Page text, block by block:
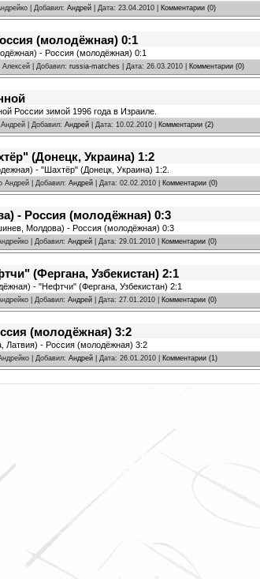
| Добавил: Андрей | Дата: 23.04.2010 Комментарии (0)
(молодёжная) 0:1
- Россия (молодёжная) 0:1
| Добавил: russia-matches | Дата: 26.03.2010 Комментарии (0)
России зимой 1996 года в Израиле.
| Добавил: Андрей | Дата: 10.02.2010 Комментарии (2)
(Донецк, Украина) 1:2
- "Шахтёр" (Донецк, Украина) 1:2.
Андрей | Добавил: Андрей | Дата: 02.02.2010 Комментарии (0)
- Россия (молодёжная) 0:3
Молдова) - Россия (молодёжная) 0:3
| Добавил: Андрей | Дата: 29.01.2010 Комментарии (0)
(Фергана, Узбекистан) 2:1
- "Нефтчи" (Фергана, Узбекистан) 2:1
| Добавил: Андрей | Дата: 27.01.2010 Комментарии (0)
(молодёжная) 3:2
Латвия) - Россия (молодёжная) 3:2
| Добавил: Андрей | Дата: 26.01.2010 Комментарии (1)